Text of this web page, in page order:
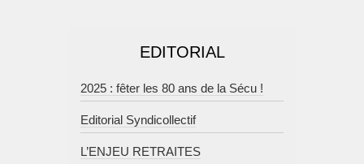
EDITORIAL
2025 : fêter les 80 ans de la Sécu !
Editorial Syndicollectif
L’ENJEU RETRAITES